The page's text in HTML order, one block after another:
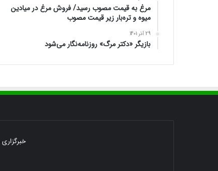
مرغ به قیمت مصوب رسید/ فروش مرغ در میادین
میوه و تره‌بار زیر قیمت مصوب
29 آذر 1401
بازیگر «دکتر مرگ» روزنامه‌نگار می‌شود